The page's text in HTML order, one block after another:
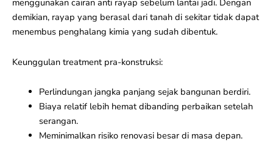
menggunakan cairan anti rayap sebelum lantai jadi. Dengan
demikian, rayap yang berasal dari tanah di sekitar tidak dapat
menembus penghalang kimia yang sudah dibentuk.
Keunggulan treatment pra-konstruksi:
Perlindungan jangka panjang sejak bangunan berdiri.
Biaya relatif lebih hemat dibanding perbaikan setelah
serangan.
Meminimalkan risiko renovasi besar di masa depan.